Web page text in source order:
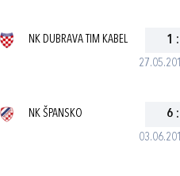
NK DUBRAVA TIM KABEL 1 :
NK ŠPANSKO 6 :